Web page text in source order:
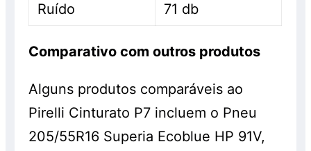
Ruído
71 db
Comparativo com outros produtos
Alguns produtos comparáveis ao
Pirelli Cinturato P7 incluem o Pneu
205/55R16 Superia Ecoblue HP 91V,